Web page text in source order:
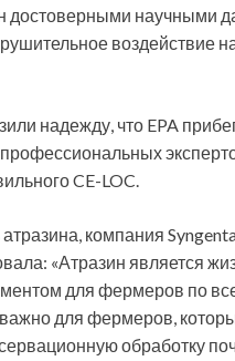
достоверными научными
воздействие
надежду, что EPA
CE-LOC.
компания
«Атразин является
для фермеров по
для фермеров,
обработку